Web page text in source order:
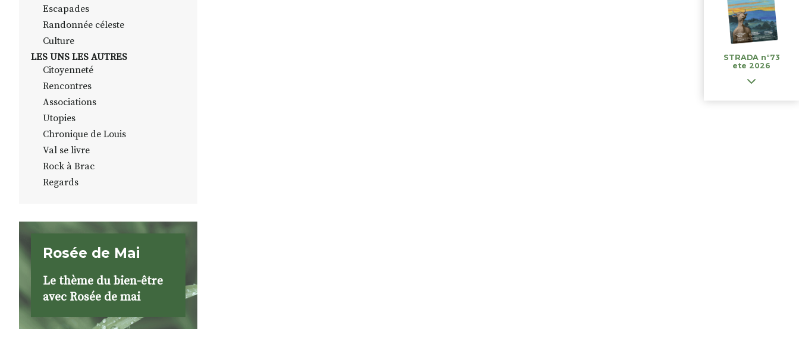
Escapades
Randonnée céleste
Culture
LES UNS LES AUTRES
Citoyenneté
Rencontres
Associations
Utopies
Chronique de Louis
Val se livre
Rock à Brac
Regards
Rosée de Mai
Le thème du bien-être
avec Rosée de mai
STRADA n°73
ete 2026